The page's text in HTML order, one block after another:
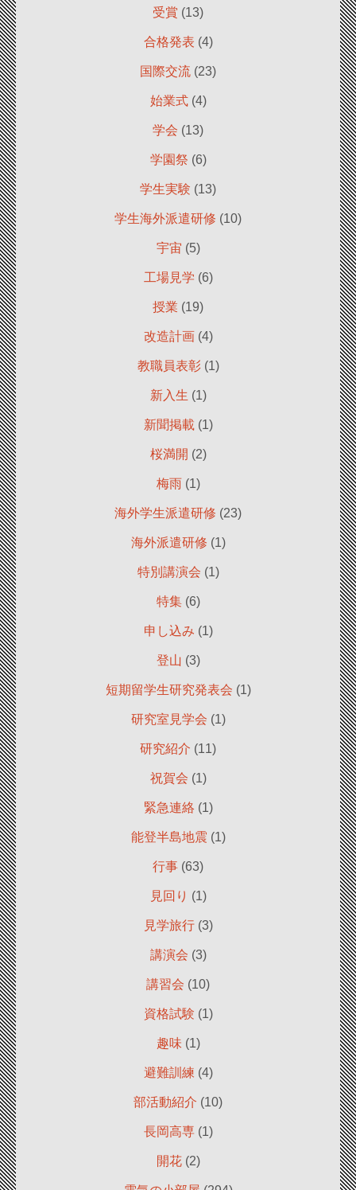
受賞 (13)
合格発表 (4)
国際交流 (23)
始業式(4)
学会 (13)
学園祭 (6)
学生実験 (13)
学生海外派遣研修 (10)
宇宙 (5)
工場見学 (6)
授業 (19)
改造計画(4)
教職員表彰(1)
新入生 (1)
新聞掲載 (1)
桜満開 (2)
梅雨(1)
海外学生派遣研修 (23)
海外派遣研修 (1)
特別講演会 (1)
特集(6)
申し込み (1)
登山 (3)
短期留学生研究発表会 (1)
研究室見学会 (1)
研究紹介 (11)
祝賀会 (1)
緊急連絡 (1)
能登半島地震 (1)
行事 (63)
見回り (1)
見学旅行(3)
講演会 (3)
講習会 (10)
資格試験 (1)
趣味 (1)
避難訓練 (4)
部活動紹介 (10)
長岡高専(1)
開花(2)